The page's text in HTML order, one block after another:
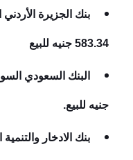
583.34 جنيه للبيع
جنيه للبيع.